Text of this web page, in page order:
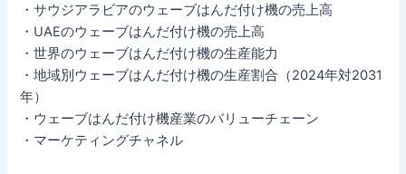
・サウジアラビアのウェーブはんだ付け機の売上高
・UAEのウェーブはんだ付け機の売上高
・世界のウェーブはんだ付け機の生産能力
・地域別ウェーブはんだ付け機の生産割合（2024年対2031
年）
・ウェーブはんだ付け機産業のバリューチェーン
・マーケティングチャネル